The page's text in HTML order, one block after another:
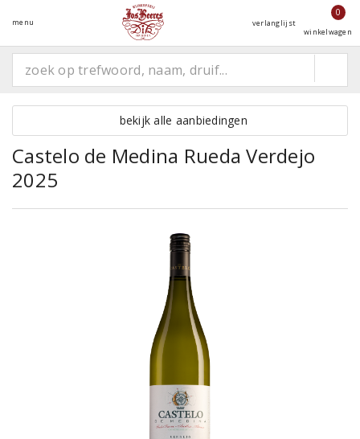
menu verlanglijst
0
winkelwagen
bekijk alle aanbiedingen
Castelo de Medina Rueda Verdejo
2025